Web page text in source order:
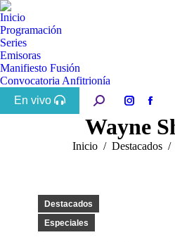
Inicio
Programación
Series
Emisoras
Manifiesto Fusión
Convocatoria Anfitrionía
En vivo
Buscar:
Instagram
page
opens
in
page
opens
in
Wayne
Estás aquí:
Inicio Destacados
Destacados
Especiales